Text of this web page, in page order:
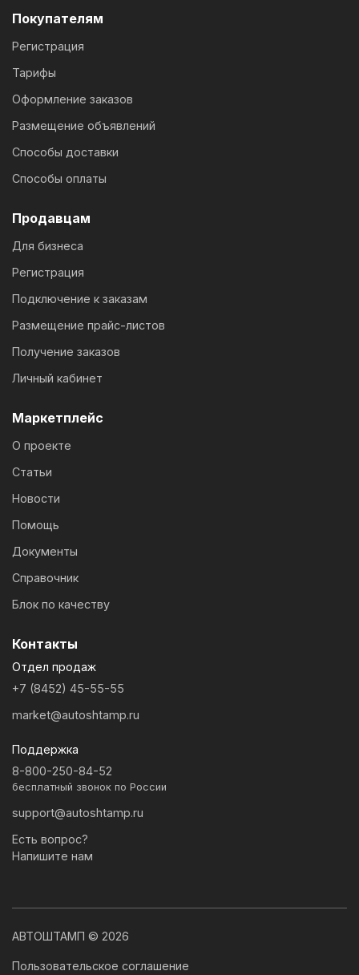
Покупателям
Регистрация
Тарифы
Оформление заказов
Размещение объявлений
Способы доставки
Способы оплаты
Продавцам
Для бизнеса
Регистрация
Подключение к заказам
Размещение прайс-листов
Получение заказов
Личный кабинет
Маркетплейс
О проекте
Статьи
Новости
Помощь
Документы
Справочник
Блок по качеству
Контакты
Отдел продаж
+7 (8452) 45-55-55
market@autoshtamp.ru
Поддержка
8-800-250-84-52
бесплатный звонок по России
support@autoshtamp.ru
Есть вопрос?
Напишите нам
АВТОШТАМП © 2026
Пользовательское соглашение